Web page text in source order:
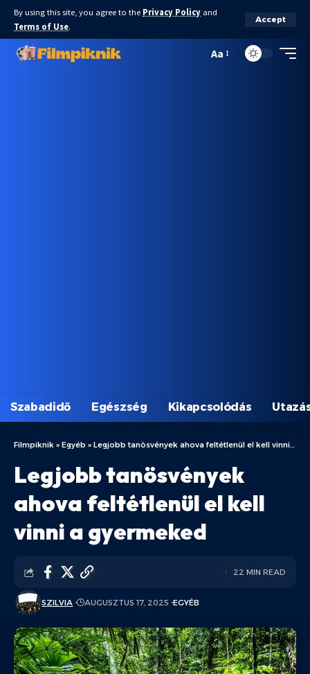
By using this site, you agree to the Privacy Policy and
Terms of Use.
Accept
Aa
Szabadidő Egészség Kikapcsolódás
Filmpiknik » Egyéb » Legjobb tanösvények ahova feltétlenül el kell vinni a gyermeked
Legjobb tanösvények
ahova feltétlenül el kell
vinni a gyermeked
SZILVIA AUGUSZTUS 17, 2025 EGYÉB
22 MIN READ